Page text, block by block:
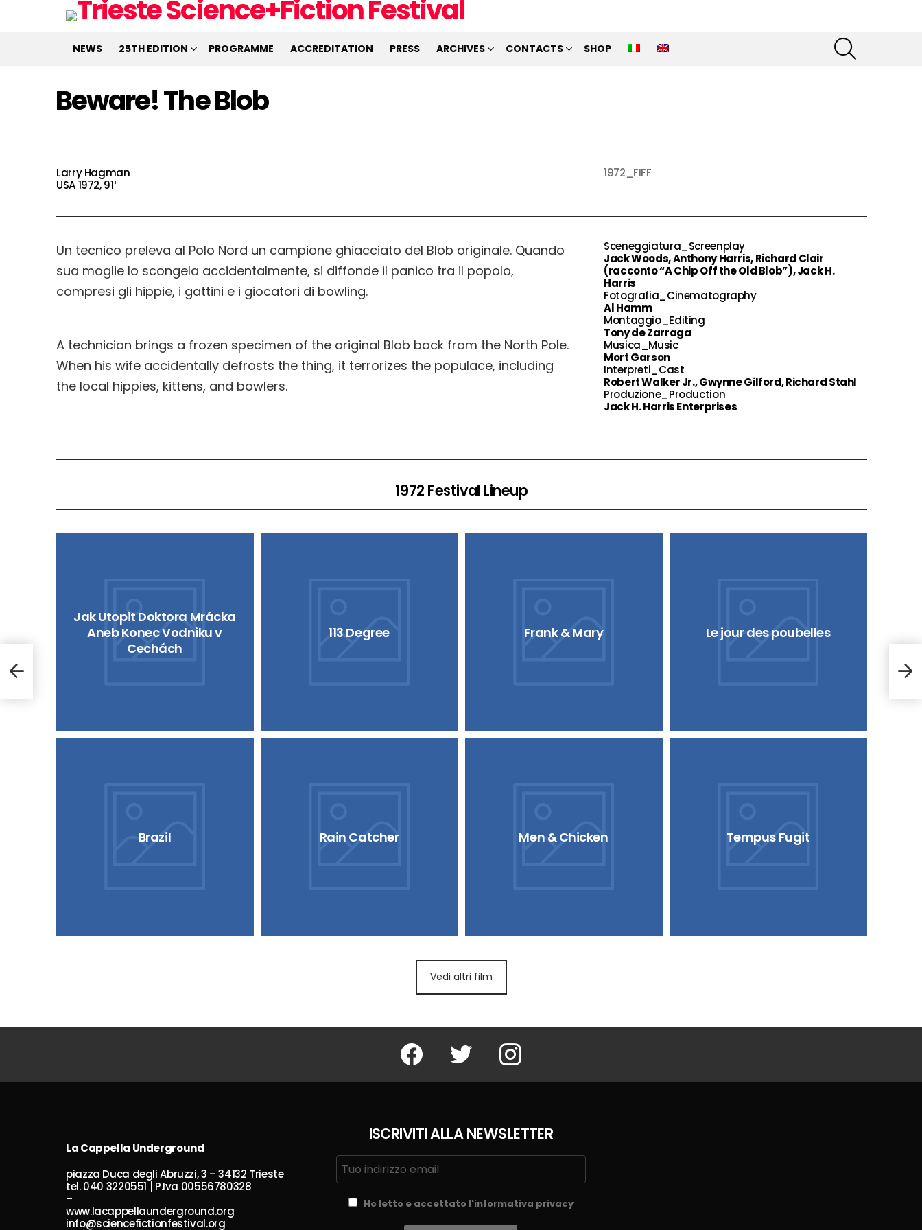
NEWS 25TH EDITION PROGRAMME ACCREDITATION PRESS ARCHIVES CONTACTS SHOP
Beware! The Blob
Larry Hagman
USA 1972, 91′
1972_FIFF
Un tecnico preleva al Polo Nord un campione ghiacciato del Blob originale. Quando
sua moglie lo scongela accidentalmente, si diffonde il panico tra il popolo,
compresi gli hippie, i gattini e i giocatori di bowling.
A technician brings a frozen specimen of the original Blob back from the North Pole.
When his wife accidentally defrosts the thing, it terrorizes the populace, including
the local hippies, kittens, and bowlers.
Sceneggiatura_Screenplay
Jack Woods, Anthony Harris, Richard Clair
(racconto “A Chip Off the Old Blob”), Jack H.
Harris
Fotografia_Cinematography
Al Hamm
Montaggio_Editing
Tony de Zarraga
Musica_Music
Mort Garson
Interpreti_Cast
Robert Walker Jr., Gwynne Gilford, Richard Stahl
Produzione_Production
Jack H. Harris Enterprises
1972 Festival Lineup
Jak Utopit Doktora Mrácka
Aneb Konec Vodniku v
Cechách
113 Degree Frank & Mary Le jour des poubelles
Brazil Rain Catcher Men & Chicken Tempus Fugit
Vedi altri film
Facebook Twitter Instagram
La Cappella Underground
piazza Duca degli Abruzzi, 3 – 34132 Trieste
tel. 040 3220551 | P.Iva 00556780328
–
www.lacappellaunderground.org
info@sciencefictionfestival.org
ISCRIVITI ALLA NEWSLETTER
Ho letto e accettato l'informativa privacy